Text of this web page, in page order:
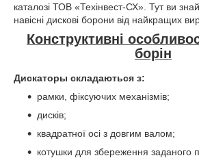
каталозі ТОВ «Техінвест-СХ». Тут ви
навісні дискові борони від найкращих
Конструктивні
борін
Дискаторы складаються з:
рамки, фіксуючих механізмів;
дисків;
квадратної осі з довгим валом;
котушки для збереження заданого